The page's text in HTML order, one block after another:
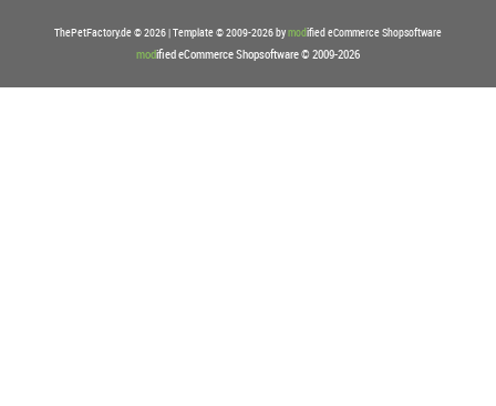
ThePetFactory.de © 2026 | Template © 2009-2026 bymodified eCommerce Shopsoftware
modified eCommerce Shopsoftware © 2009-2026